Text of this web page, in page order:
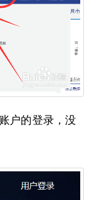
户的登录，没